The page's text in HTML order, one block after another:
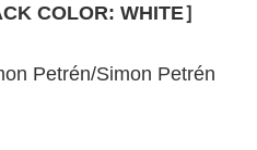
COLOR: WHITE］
Petrén/Simon Petrén